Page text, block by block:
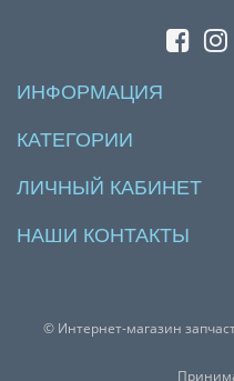
ИНФОРМАЦИЯ
КАТЕГОРИИ
ЛИЧНЫЙ КАБИНЕТ
НАШИ КОНТАКТЫ
© Интернет-магазин